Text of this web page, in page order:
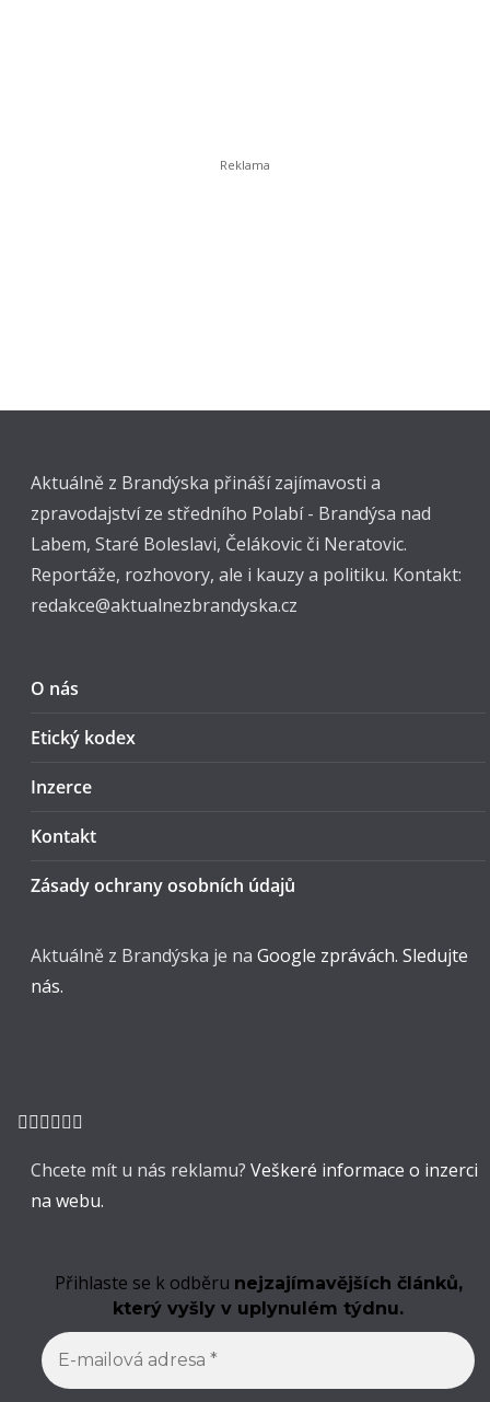
Aktuálně z Brandýska přináší zajímavosti a
zpravodajství ze středního Polabí - Brandýsa nad
Labem, Staré Boleslavi, Čelákovic či Neratovic.
Reportáže, rozhovory, ale i kauzy a politiku. Kontakt:
redakce@aktualnezbrandyska.cz
O nás
Etický kodex
Inzerce
Kontakt
Zásady ochrany osobních údajů
Aktuálně z Brandýska je na Google zprávách. Sledujte
nás.
Chcete mít u nás reklamu? Veškeré informace o inzerci
na webu.
Přihlaste se k odběru nejzajímavějších článků,
který vyšly v uplynulém týdnu.